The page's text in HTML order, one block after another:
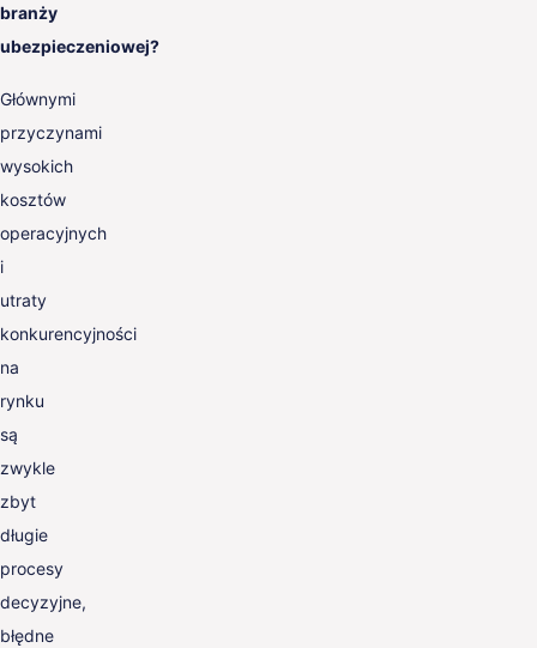
branży
ubezpieczeniowej?
Głównymi
przyczynami
wysokich
kosztów
operacyjnych
i
utraty
konkurencyjności
na
rynku
są
zwykle
zbyt
długie
procesy
decyzyjne,
błędne